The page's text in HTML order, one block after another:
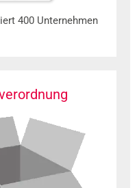
400 Unternehmen